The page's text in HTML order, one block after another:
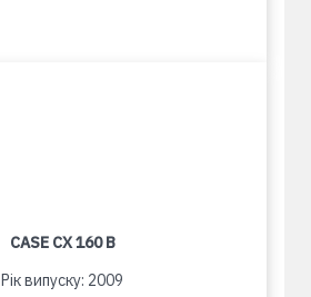
CASE CX 160 B
Рік випуску: 2009